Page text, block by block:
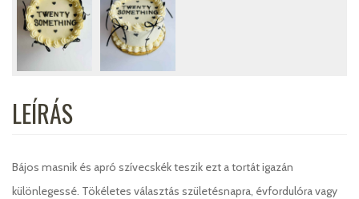
LEÍRÁS
Bájos masnik és apró szívecskék teszik ezt a tortát igazán
különlegessé. Tökéletes választás születésnapra, évfordulóra vagy